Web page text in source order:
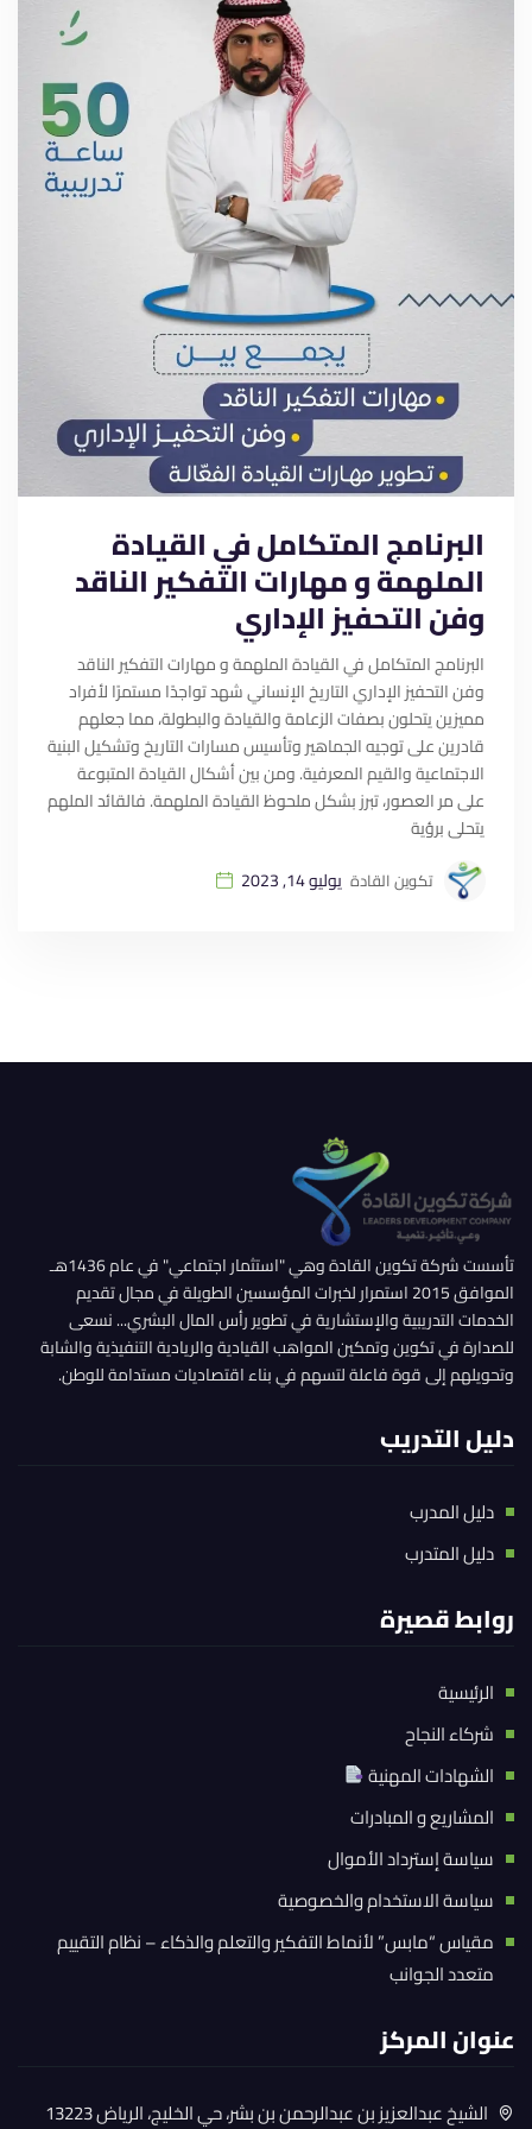
البرنامج المتكامل في القيادة
الملهمة و مهارات التفكير الناقد
وفن التحفيز الإداري
البرنامج المتكامل في القيادة الملهمة و مهارات التفكير الناقد
وفن التحفيز الإداري التاريخ الإنساني شهد تواجدًا مستمرًا لأفراد
مميزين يتحلون بصفات الزعامة والقيادة والبطولة، مما جعلهم
قادرين على توجيه الجماهير وتأسيس مسارات التاريخ وتشكيل البنية
الاجتماعية والقيم المعرفية. ومن بين أشكال القيادة المتبوعة
على مر العصور، تبرز بشكل ملحوظ القيادة الملهمة. فالقائد الملهم
يتحلى برؤية
تكوين القادة يوليو 14, 2023
تأسست شركة تكوين القادة وهي "استثمار اجتماعي" في عام 1436هـ
الموافق 2015 استمرار لخبرات المؤسسين الطويلة في مجال تقديم
الخدمات التدريبية والإستشارية في تطوير رأس المال البشري... نسعى
للصدارة في تكوين وتمكين المواهب القيادية والريادية التنفيذية والشابة
وتحويلهم إلى قوة فاعلة لتسهم في بناء اقتصاديات مستدامة للوطن.
دليل التدريب
دليل المدرب
دليل المتدرب
روابط قصيرة
الرئيسية
شركاء النجاح
الشهادات المهنية
المشاريع و المبادرات
سياسة إسترداد الأموال
سياسة الاستخدام والخصوصية
مقياس “مابس” لأنماط التفكير والتعلم والذكاء – نظام التقييم
متعدد الجوانب
عنوان المركز
الشيخ عبدالعزيز بن عبدالرحمن بن بشر، حي الخليج، الرياض 13223